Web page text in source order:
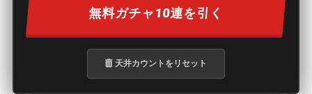
無料ガチャ10連を引く
天井カウントをリセット